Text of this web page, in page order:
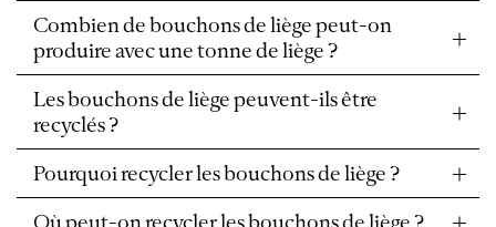
Combien de bouchons de liège peut-on
produire avec une tonne de liège ?
Les bouchons de liège peuvent-ils être
recyclés ?
Pourquoi recycler les bouchons de liège ?